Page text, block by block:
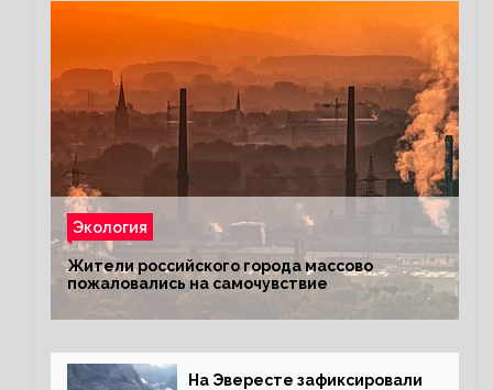
Экология
Жители российского города массово
пожаловались на самочувствие
На Эвересте зафиксировали